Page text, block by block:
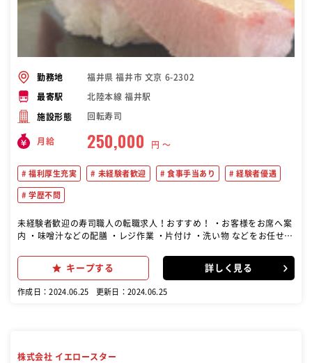
勤務地 福井県 福井市 文京 6-2302
最寄駅 北陸本線 福井駅
施設形態 回転寿司
月給 250,000 円 〜
福利厚生充実 未経験者歓迎 食事手当あり 経験者優遇
学歴不問
未経験者歓迎の寿司職人の転職求人！おすすめ！ ・お客様をお席へ案
内 ・味噌汁などの配膳 ・レジ作業 ・片付け ・洗い物 などをお任せし
せ！ 未経験でもご安心くださいね! 早く慣れていただくために丁寧に
教えます! 希望があれば店舗運営などマネジメント業務もお任せしま
キープする 詳しく見る
作成日：2024.06.25 更新日：2024.06.25
株式会社 イエロースター